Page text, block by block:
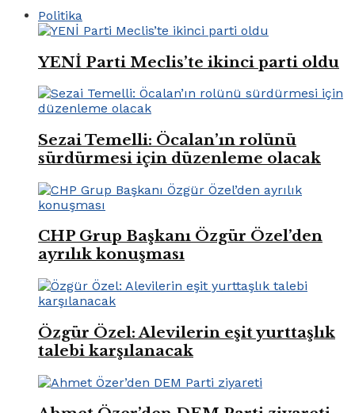
Politika
YENİ Parti Meclis’te ikinci parti oldu
Sezai Temelli: Öcalan’ın rolünü
sürdürmesi için düzenleme olacak
CHP Grup Başkanı Özgür Özel’den
ayrılık konuşması
Özgür Özel: Alevilerin eşit yurttaşlık
talebi karşılanacak